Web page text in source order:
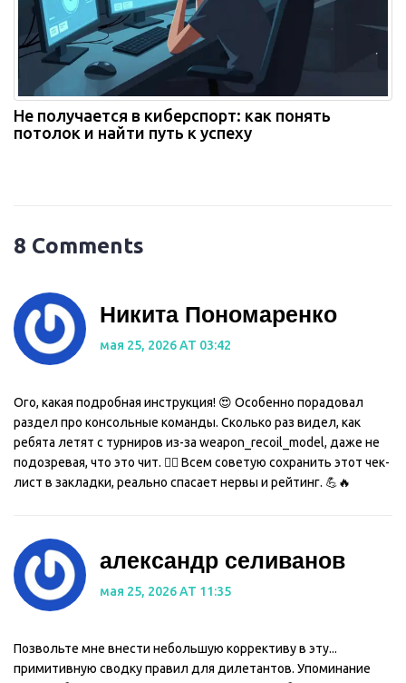
Не получается в киберспорт: как понять
потолок и найти путь к успеху
8 Comments
Никита Пономаренко
мая 25, 2026 AT 03:42
Ого, какая подробная инструкция! 😍 Особенно порадовал
раздел про консольные команды. Сколько раз видел, как
ребята летят с турниров из-за weapon_recoil_model, даже не
подозревая, что это чит. 🤦‍♂️ Всем советую сохранить этот чек-
лист в закладки, реально спасает нервы и рейтинг. 💪🔥
александр селиванов
мая 25, 2026 AT 11:35
Позвольте мне внести небольшую коррективу в эту...
примитивную сводку правил для дилетантов. Упоминание